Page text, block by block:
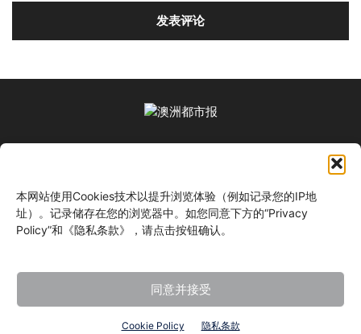
本网站使用Cookies技术以提升浏览体验（例如记录您的IP地
址）。记录储存在您的浏览器中。如您同意下方的“Privacy
Policy”和《隐私条款》，请点击按钮确认。
同意并接受
Cookie Policy 隐私条款
关注我们
©